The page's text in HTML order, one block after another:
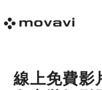
線上免費